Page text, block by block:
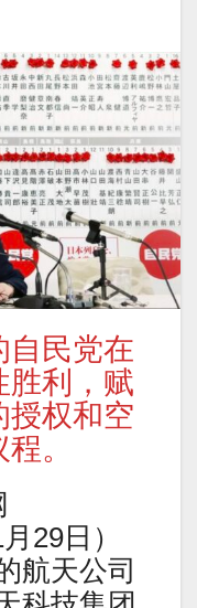
自民党在
胜利，赋
授权和空
。
29日）
航天公司